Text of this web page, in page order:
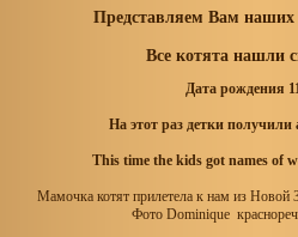
Представляем Вам наших
Все котята нашли
Дата рождения
На этот раз детки
This time the kids got names of
Мамочка котят прилетела к нам из Новой
Фото Dominique